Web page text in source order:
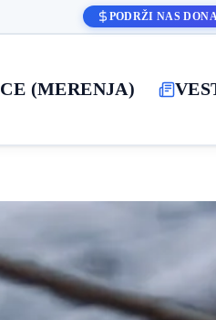
PODRŽI NAS
(MERENJA)